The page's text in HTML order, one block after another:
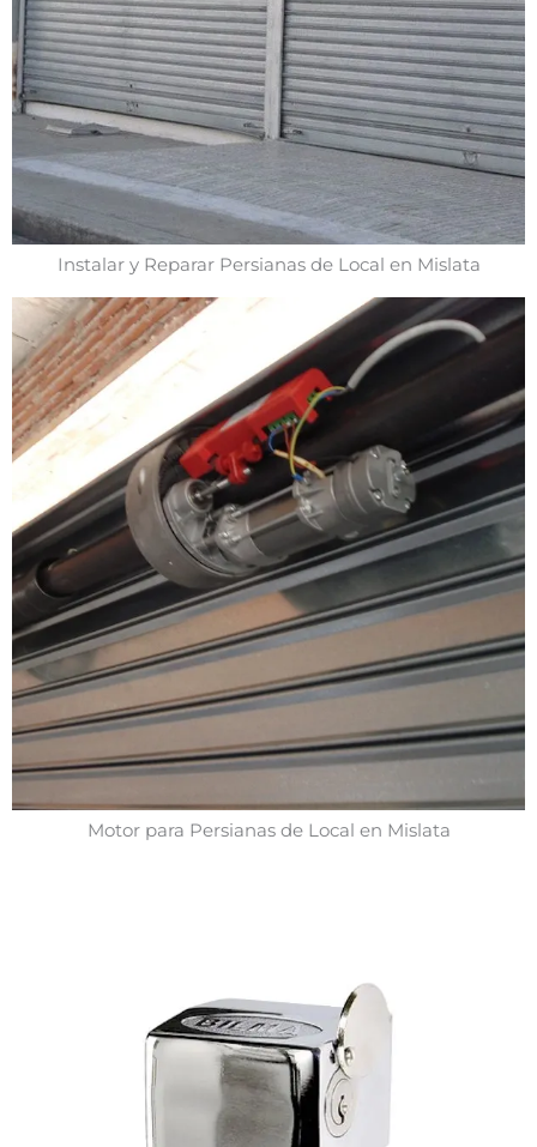
Instalar y Reparar Persianas de Local en Mislata
Motor para Persianas de Local en Mislata